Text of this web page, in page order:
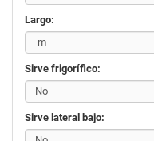
Largo:
Sirve frigorífico:
Sirve lateral bajo: